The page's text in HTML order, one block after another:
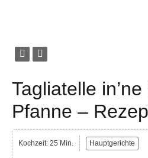
Tagliatelle
Pfanne –
Kochzeit: 25 Min. Hauptgerichte